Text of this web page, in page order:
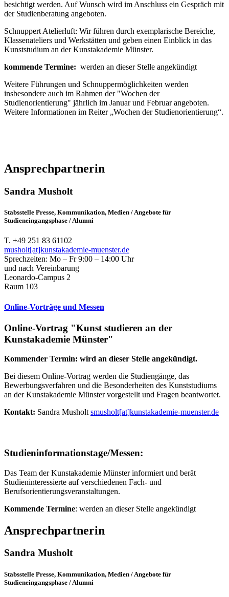
besichtigt werden. Auf Wunsch wird im Anschluss ein Gespräch mit
der Studienberatung angeboten.
Schnuppert Atelierluft: Wir führen durch exemplarische Bereiche,
Klassenateliers und Werkstätten und geben einen Einblick in das
Kunststudium an der Kunstakademie Münster.
kommende Termine: werden an dieser Stelle angekündigt
Weitere Führungen und Schnuppermöglichkeiten werden
insbesondere auch im Rahmen der "Wochen der
Studienorientierung" jährlich im Januar und Februar angeboten.
Weitere Informationen im Reiter „Wochen der Studienorientierung“.
Ansprechpartnerin
Sandra Musholt
Stabsstelle Presse, Kommunikation, Medien / Angebote für
Studieneingangsphase / Alumni
T. +49 251 83 61102
musholt[at]kunstakademie-muenster.de
Sprechzeiten: Mo – Fr 9:00 – 14:00 Uhr
und nach Vereinbarung
Leonardo-Campus 2
Raum 103
Online-Vorträge und Messen
Online-Vortrag "Kunst studieren an der
Kunstakademie Münster"
Kommender Termin: wird an dieser Stelle angekündigt.
Bei diesem Online-Vortrag werden die Studiengänge, das
Bewerbungsverfahren und die Besonderheiten des Kunststudiums
an der Kunstakademie Münster vorgestellt und Fragen beantwortet.
Kontakt: Sandra Musholtsmusholt[at]kunstakademie-muenster.de
Studieninformationstage/Messen:
Das Team der Kunstakademie Münster informiert und berät
Studieninteressierte auf verschiedenen Fach- und
Berufsorientierungsveranstaltungen.
Kommende Termine: werden an dieser Stelle angekündigt
Ansprechpartnerin
Sandra Musholt
Stabsstelle Presse, Kommunikation, Medien / Angebote für
Studieneingangsphase / Alumni